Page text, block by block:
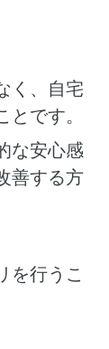
く、自宅
です。
な安心感
善する方
を行うこ